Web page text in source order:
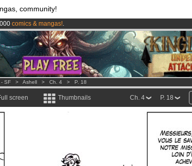
community!
comics & mangas!.
per month !Get membership now
SF > Ashell > Ch. 4 > P. 18
screen Thumbnails P. 18
Ch. 4